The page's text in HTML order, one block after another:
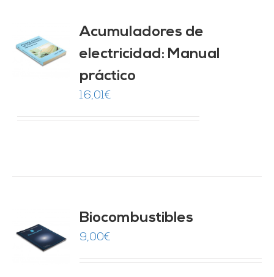
Acumuladores de
electricidad: Manual
práctico
16,01€
Biocombustibles
9,00€